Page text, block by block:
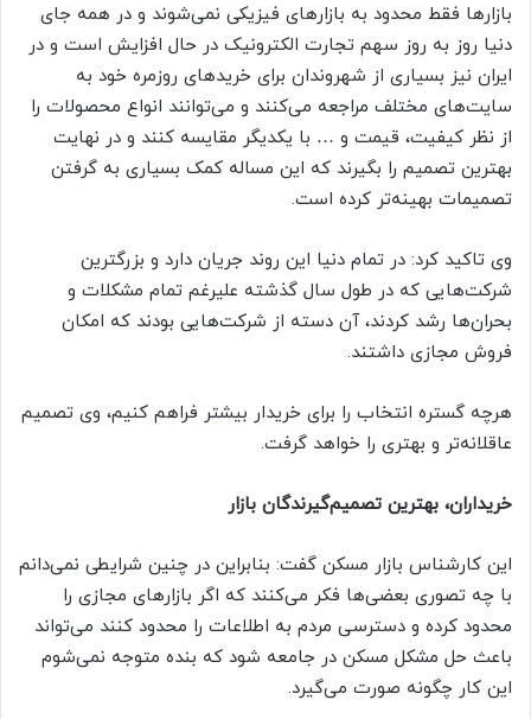
بازار‌ها فقط محدود به بازار‌های فیزیکی نمی‌شوند و در همه جای
دنیا روز به روز سهم تجارت الکترونیک در حال افزایش است و در
ایران نیز بسیاری از شهروندان برای خرید‌های روزمره خود به
سایت‌های مختلف مراجعه می‌کنند و می‌توانند انواع محصولات را
از نظر کیفیت، قیمت و … با یکدیگر مقایسه کنند و در نهایت
بهترین تصمیم را بگیرند که این مساله کمک بسیاری به گرفتن
تصمیمات بهینه‌تر کرده است.
وی تاکید کرد: در تمام دنیا این روند جریان دارد و بزرگترین
شرکت‌هایی که در طول سال گذشته علیرغم تمام مشکلات و
بحران‌ها رشد کردند، آن دسته از شرکت‌هایی بودند که امکان
فروش مجازی داشتند.
هرچه گستره انتخاب را برای خریدار بیشتر فراهم کنیم، وی تصمیم
عاقلانه‌تر و بهتری را خواهد گرفت.
خریداران، بهترین تصمیم‌گیرندگان بازار
این کارشناس بازار مسکن گفت: بنابراین در چنین شرایطی نمی‌دانم
با چه تصوری بعضی‌ها فکر می‌کنند که اگر بازار‌های مجازی را
محدود کرده و دسترسی مردم به اطلاعات را محدود کنند می‌تواند
باعث حل مشکل مسکن در جامعه شود که بنده متوجه نمی‌شوم
این کار چگونه صورت می‌گیرد.